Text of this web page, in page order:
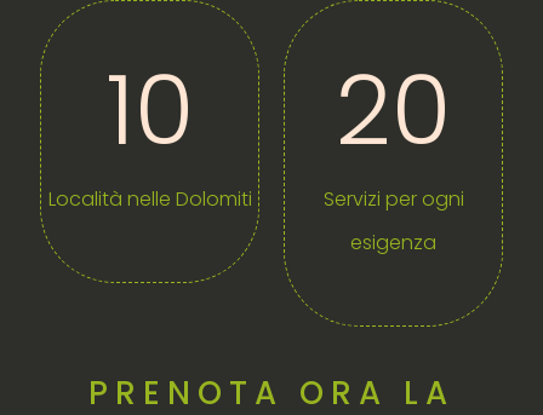
10
Località nelle Dolomiti
20
Servizi per ogni
esigenza
PRENOTA ORA LA